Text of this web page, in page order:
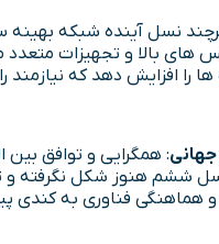
نسل آینده شبکه بهینه
های بالا و تجهیزات
را افزایش دهد که نیازمند
جهانی: همگرایی و توافق بین
ششم هنوز شکل نگرفته و
هماهنگی فناوری به کندی